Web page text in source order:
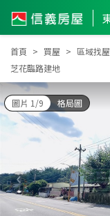
首頁 買屋 區域找屋
芝花臨路建地
圖片 1/9 格局圖